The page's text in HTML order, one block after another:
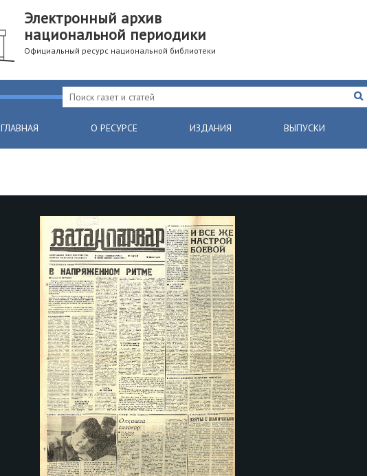
Электронный архив
национальной периодики
Официальный ресурс национальной библиотеки
ГЛАВНАЯ О РЕСУРСЕ ИЗДАНИЯ ВЫПУСКИ